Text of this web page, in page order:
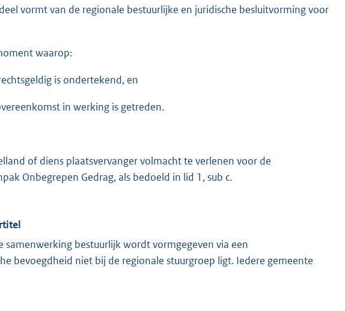
vormt van de regionale bestuurlijke en juridische besluitvorming voor
waarop:
is ondertekend, en
in werking is getreden.
of diens plaatsvervanger volmacht te verlenen voor de
Onbegrepen Gedrag, als bedoeld in lid 1, sub c.
bestuurlijk wordt vormgegeven via een
bevoegdheid niet bij de regionale stuurgroep ligt. Iedere gemeente